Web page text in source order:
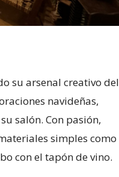
su arsenal creativo del
navideñas,
salón. Con pasión,
simples como
con el tapón de vino.